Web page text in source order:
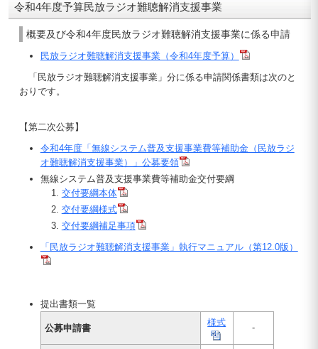
令和4年度予算民放ラジオ難聴解消支援事業
概要及び令和4年度民放ラジオ難聴解消支援事業に係る申請
民放ラジオ難聴解消支援事業（令和4年度予算）
「民放ラジオ難聴解消支援事業」分に係る申請関係書類は次のと
おりです。
【第二次公募】
令和4年度「無線システム普及支援事業費等補助金（民放ラジ
オ難聴解消支援事業）」公募要領
無線システム普及支援事業費等補助金交付要綱
交付要綱本体
交付要綱様式
交付要綱補足事項
「民放ラジオ難聴解消支援事業」執行マニュアル（第12.0版）
提出書類一覧
公募申請書
様式 -